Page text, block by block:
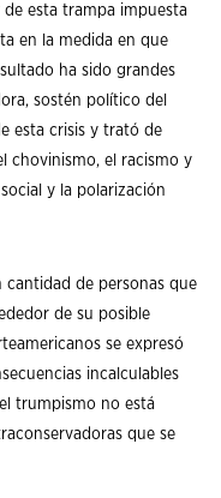
de esta trampa impuesta
en la medida en que
ha sido grandes
sostén político del
esta crisis y trató de
chovinismo, el racismo y
y la polarización
cantidad de personas que
de su posible
se expresó
incalculables
trumpismo no está
que se